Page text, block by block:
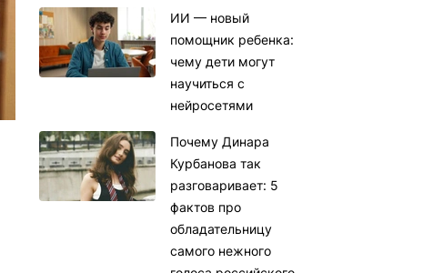
ИИ — новый
помощник ребенка:
чему дети могут
научиться с
нейросетями
Почему Динара
Курбанова так
разговаривает: 5
фактов про
обладательницу
самого нежного